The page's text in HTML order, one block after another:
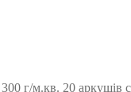
г/м.кв. 20 аркушів